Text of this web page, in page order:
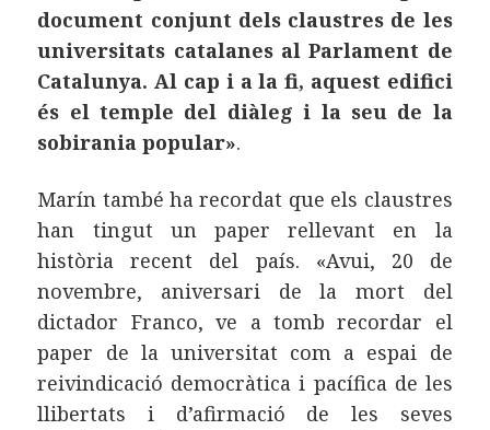
document conjunt dels claustres de les
universitats catalanes al Parlament de
Catalunya. Al cap i a la fi, aquest edifici
és el temple del diàleg i la seu de la
sobirania popular».
Marín també ha recordat que els claustres
han tingut un paper rellevant en la
història recent del país. «Avui, 20 de
novembre, aniversari de la mort del
dictador Franco, ve a tomb recordar el
paper de la universitat com a espai de
reivindicació democràtica i pacífica de les
llibertats i d’afirmació de les seves